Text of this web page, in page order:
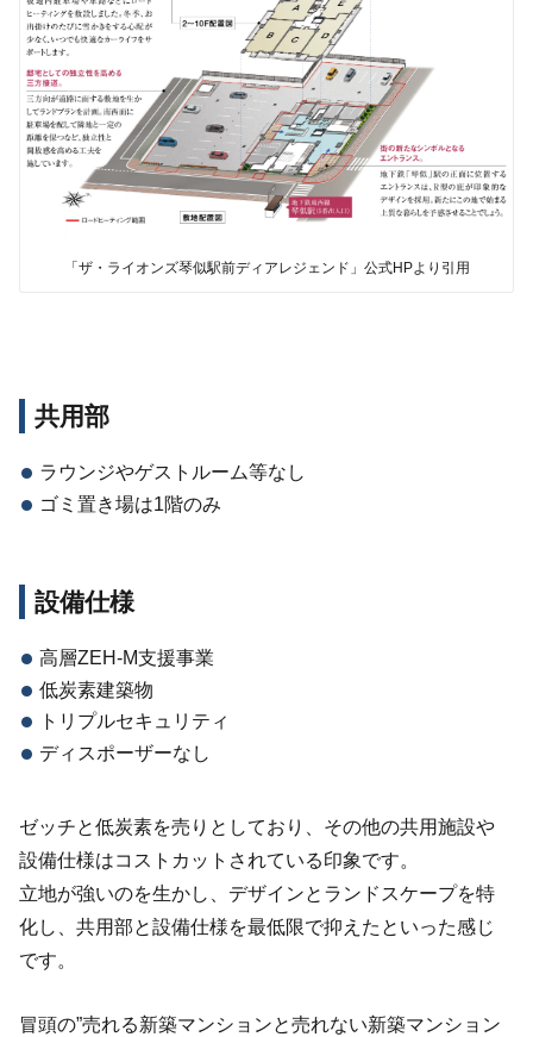
「ザ・ライオンズ琴似駅前ディアレジェンド」公式HPより引用
共用部
ラウンジやゲストルーム等なし
ゴミ置き場は1階のみ
設備仕様
高層ZEH-M支援事業
低炭素建築物
トリプルセキュリティ
ディスポーザーなし
ゼッチと低炭素を売りとしており、その他の共用施設や
設備仕様はコストカットされている印象です。
立地が強いのを生かし、デザインとランドスケープを特
化し、共用部と設備仕様を最低限で抑えたといった感じ
です。
冒頭の”売れる新築マンションと売れない新築マンション